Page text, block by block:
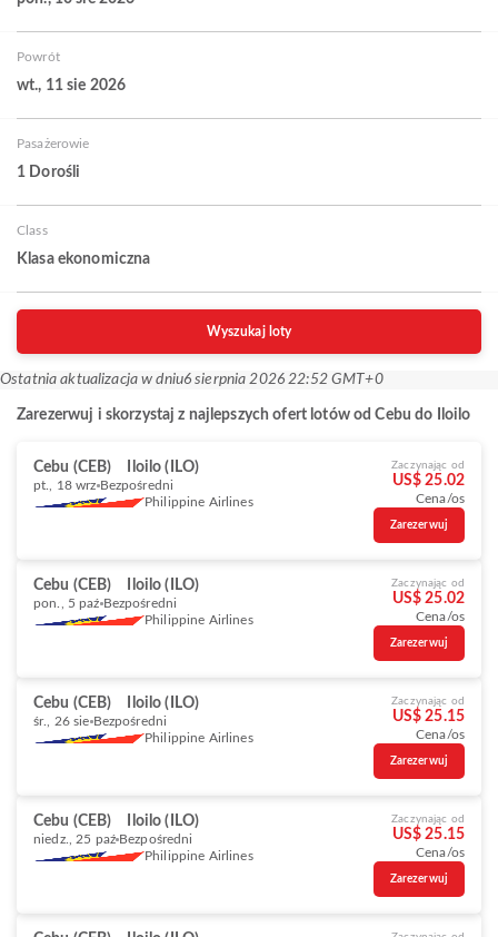
Powrót
wt., 11 sie 2026
Pasażerowie
1 Dorośli
Class
Klasa ekonomiczna
Wyszukaj loty
Ostatnia aktualizacja w dniu6 sierpnia 2026 22:52 GMT+0
Zarezerwuj i skorzystaj z najlepszych ofert lotów od Cebu do Iloilo
Cebu (CEB) Iloilo (ILO)
pt., 18 wrz Bezpośredni
Philippine Airlines
Zaczynając od
US$ 25.02
Cena/os
Zarezerwuj
Cebu (CEB) Iloilo (ILO)
pon., 5 paź Bezpośredni
Philippine Airlines
Zaczynając od
US$ 25.02
Cena/os
Zarezerwuj
Cebu (CEB) Iloilo (ILO)
śr., 26 sie Bezpośredni
Philippine Airlines
Zaczynając od
US$ 25.15
Cena/os
Zarezerwuj
Cebu (CEB) Iloilo (ILO)
niedz., 25 paź Bezpośredni
Philippine Airlines
Zaczynając od
US$ 25.15
Cena/os
Zarezerwuj